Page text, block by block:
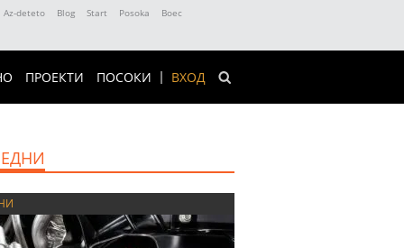
Az-deteto Blog Start Posoka
Boec
ВХОД
ПРОЕКТИ ПОСОКИ